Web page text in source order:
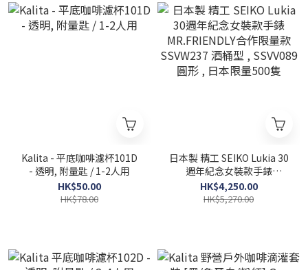
Kalita - 平底咖啡濾杯101D
- 透明, 附量匙 / 1-2人用
HK$50.00
HK$78.00
日本製 精工 SEIKO Lukia 30
週年紀念女裝款手錶
MR.FRIENDLY合作限量款
SSVW237 酒桶型 , SSVV089
HK$4,250.00
HK$5,270.00